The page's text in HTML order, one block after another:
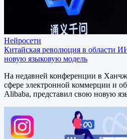
Нейросети
Китайская революция в области
новую языковую модель
На недавней конференции в
сфере электронной коммерции и
Alibaba, представил свою новую